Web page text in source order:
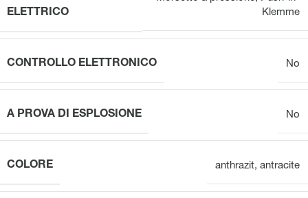
ELETTRICO
Klemme
CONTROLLO ELETTRONICO No
A PROVA DI ESPLOSIONE No
COLORE anthrazit, antracite